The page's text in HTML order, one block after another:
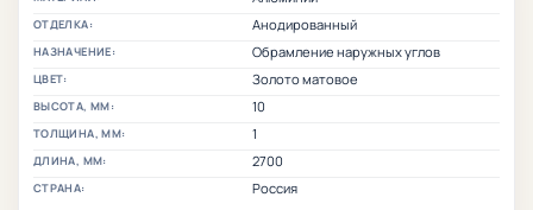
ОТДЕЛКА: Анодированный
НАЗНАЧЕНИЕ: Обрамление наружных углов
ЦВЕТ: Золото матовое
ВЫСОТА, ММ: 10
ТОЛЩИНА, ММ: 1
ДЛИНА, ММ: 2700
СТРАНА:
Россия